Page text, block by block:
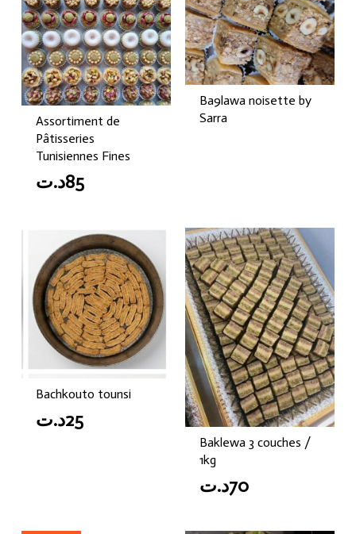
Assortiment de
Pâtisseries
Tunisiennes Fines
85د.ت
Ba9lawa noisette by
Sarra
Bachkouto tounsi
25د.ت
Baklewa 3 couches /
1kg
70د.ت